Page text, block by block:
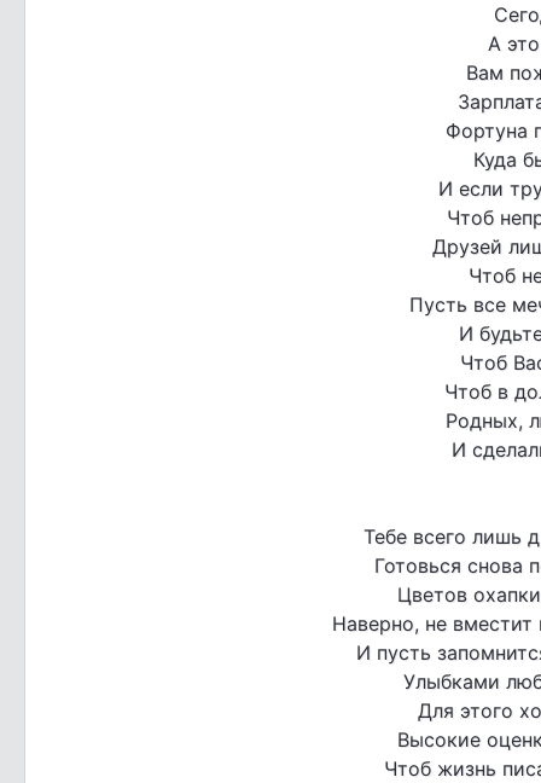
А
Вам
Фортуна
Куда
И если
Чтоб
Друзей
Чтоб
Пусть все
И
Чтоб
Чтоб в
Родных,
И
Тебе всего лишь
Готовься снова
Цветов
Наверно, не
И пусть
Улыбками
Для этого
Высокие
Чтоб жизнь